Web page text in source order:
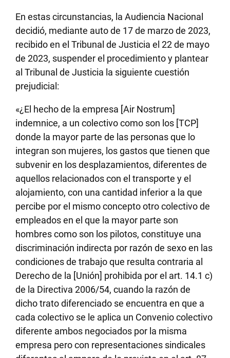
En estas circunstancias, la Audiencia Nacional
decidió, mediante auto de 17 de marzo de 2023,
recibido en el Tribunal de Justicia el 22 de mayo
de 2023, suspender el procedimiento y plantear
al Tribunal de Justicia la siguiente cuestión
prejudicial:
«¿El hecho de la empresa [Air Nostrum]
indemnice, a un colectivo como son los [TCP]
donde la mayor parte de las personas que lo
integran son mujeres, los gastos que tienen que
subvenir en los desplazamientos, diferentes de
aquellos relacionados con el transporte y el
alojamiento, con una cantidad inferior a la que
percibe por el mismo concepto otro colectivo de
empleados en el que la mayor parte son
hombres como son los pilotos, constituye una
discriminación indirecta por razón de sexo en las
condiciones de trabajo que resulta contraria al
Derecho de la [Unión] prohibida por el art. 14.1 c)
de la Directiva 2006/54, cuando la razón de
dicho trato diferenciado se encuentra en que a
cada colectivo se le aplica un Convenio colectivo
diferente ambos negociados por la misma
empresa pero con representaciones sindicales